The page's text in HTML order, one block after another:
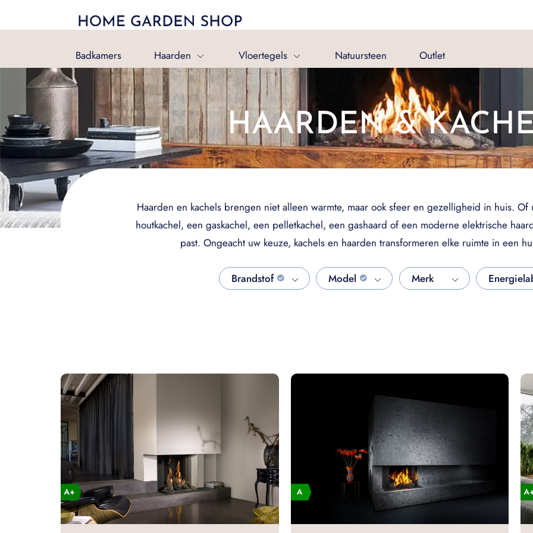
Badkamers Haarden Vloertegels Natuursteen Outlet
HAARDEN &
Haarden en kachels brengen niet alleen warmte, maar ook sfeer en gezelligheid in huis.
houtkachel, een gaskachel, een pelletkachel, een gashaard of een moderne elektrische
past. Ongeacht uw keuze, kachels en haarden transformeren elke ruimte in een
Brandstof Model Merk